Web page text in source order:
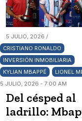
5 JULIO, 2026 /
CRISTIANO RONALDO
INVERSIÓN INMOBILIARIA
KYLIAN MBAPPÉ
LIONEL
5 JULIO, 2026 - 7:00 AM
Del césped al
ladrillo: